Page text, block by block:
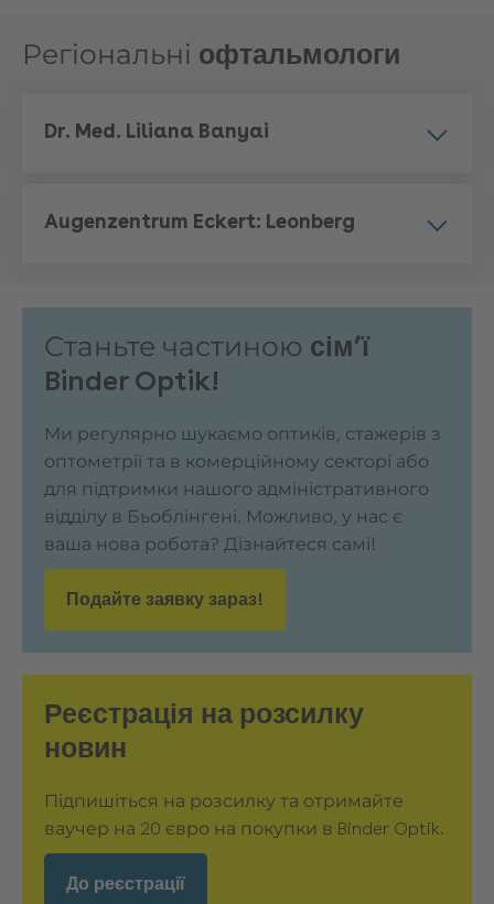
Регіональні офтальмологи
Dr. Med. Liliana Banyai
Augenzentrum Eckert: Leonberg
Станьте частиною сім’ї
Binder Optik!
Ми регулярно шукаємо оптиків, стажерів з
оптометрії та в комерційному секторі або
для підтримки нашого адміністративного
відділу в Бьоблінгені. Можливо, у нас є
ваша нова робота? Дізнайтеся самі!
Подайте заявку зараз!
Реєстрація на розсилку
новин
Підпишіться на розсилку та отримайте
ваучер на 20 євро на покупки в Binder Optik.
До реєстрації